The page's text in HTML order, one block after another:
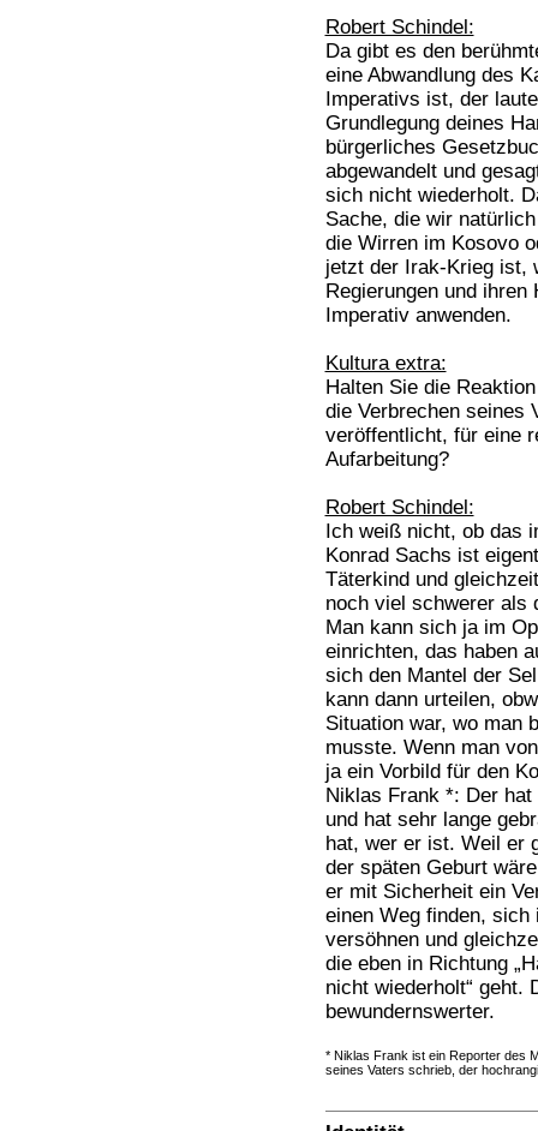
Robert Schindel:
Da gibt es den
eine Abwandlung des
Imperativs ist, der
Grundlegung deines
bürgerliches
abgewandelt und
sich nicht wiederholt.
Sache, die wir
die Wirren im Kosovo
jetzt der Irak-Krieg ist,
Regierungen und ihren
Imperativ anwenden.
Kultura extra:
Halten Sie die
die Verbrechen seines
veröffentlicht, für eine
Aufarbeitung?
Robert Schindel:
Ich weiß nicht, ob das
Konrad Sachs ist
Täterkind und
noch viel schwerer als
Man kann sich ja im
einrichten, das haben
sich den Mantel der
kann dann urteilen,
Situation war, wo man
musste. Wenn man
ja ein Vorbild für den
Niklas Frank *: Der
und hat sehr lange
hat, wer er ist. Weil er
der späten Geburt
er mit Sicherheit ein
einen Weg finden,
versöhnen und
die eben in Richtung
nicht wiederholt“ geht.
bewundernswerter.
* Niklas Frank ist ein Reporter des
seines Vaters schrieb, der